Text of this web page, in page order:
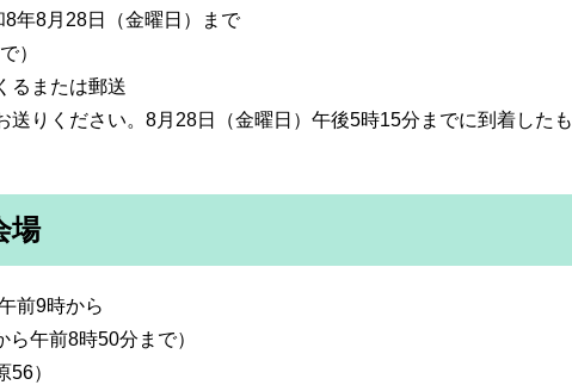
年8月28日（金曜日）まで
）
るまたは郵送
りください。8月28日（金曜日）午後5時15分までに到着したも
場
前9時から
前8時50分まで）
）